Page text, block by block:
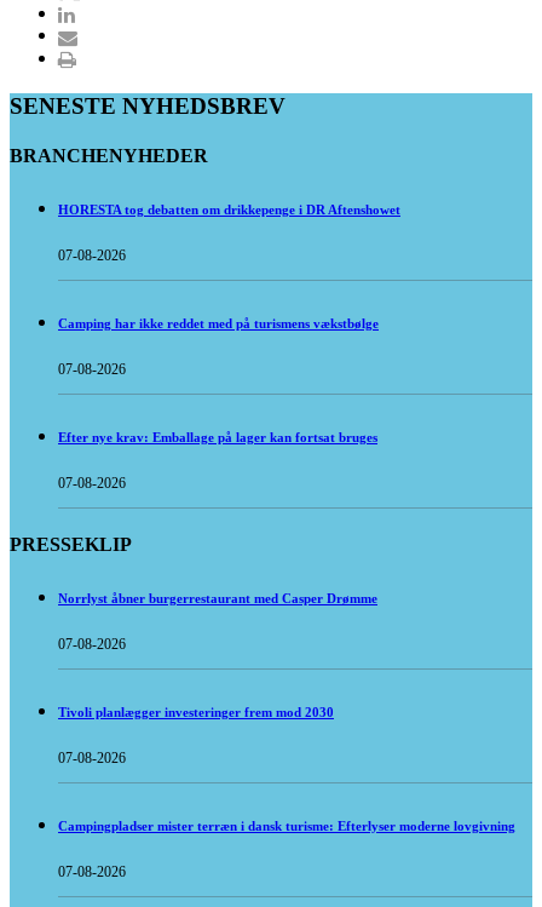
SENESTE NYHEDSBREV
BRANCHENYHEDER
HORESTA tog debatten om drikkepenge i DR Aftenshowet
07-08-2026
Camping har ikke reddet med på turismens vækstbølge
07-08-2026
Efter nye krav: Emballage på lager kan fortsat bruges
07-08-2026
PRESSEKLIP
Norrlyst åbner burgerrestaurant med Casper Drømme
07-08-2026
Tivoli planlægger investeringer frem mod 2030
07-08-2026
Campingpladser mister terræn i dansk turisme: Efterlyser moderne lovgivning
07-08-2026